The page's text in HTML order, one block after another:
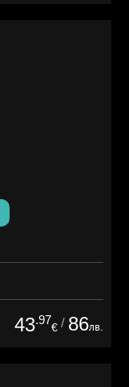
43.97
€ / 86лв.